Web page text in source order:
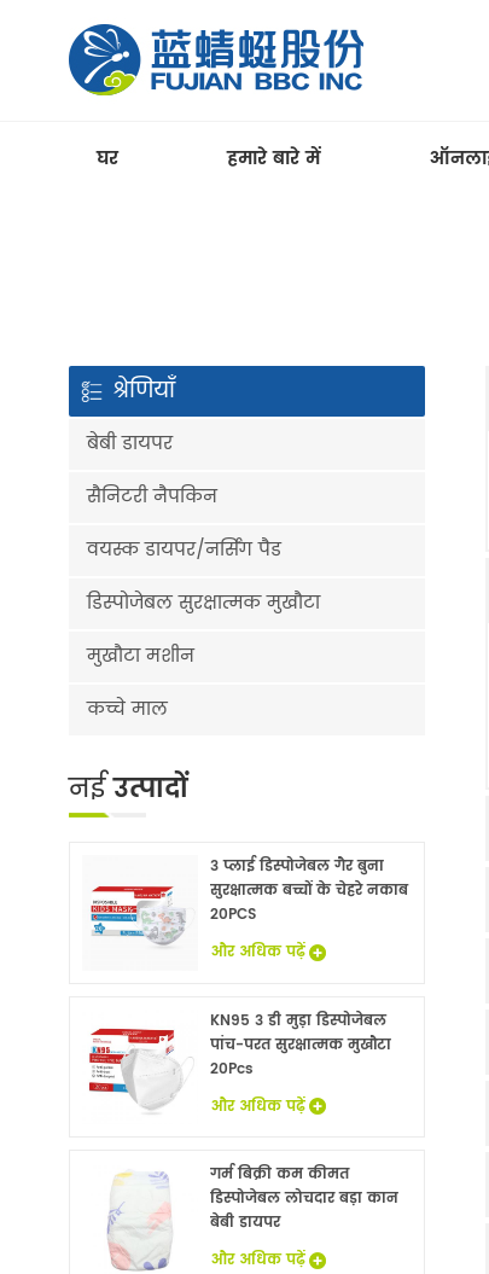
घर हमारे बारे में
श्रेणियाँ
बेबी डायपर
सैनिटरी नैपकिन
वयस्क डायपर/नर्सिंग पैड
डिस्पोजेबल सुरक्षात्मक मुखौटा
मुखौटा मशीन
कच्चे माल
नईउत्पादों
3 प्लाई डिस्पोजेबल गैर बुना
सुरक्षात्मक बच्चों के चेहरे नकाब
20PCS
और अधिक पढ़ें
KN95 3 डी मुड़ा डिस्पोजेबल
पांच-परत सुरक्षात्मक मुखौटा
20Pcs
और अधिक पढ़ें
गर्म बिक्री कम कीमत
डिस्पोजेबल लोचदार बड़ा कान
बेबी डायपर
और अधिक पढ़ें